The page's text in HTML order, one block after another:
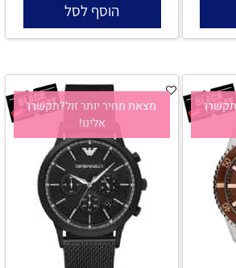
הוסף לסל
מצאת מחיר יותר זול?תקשרו
אלינו!